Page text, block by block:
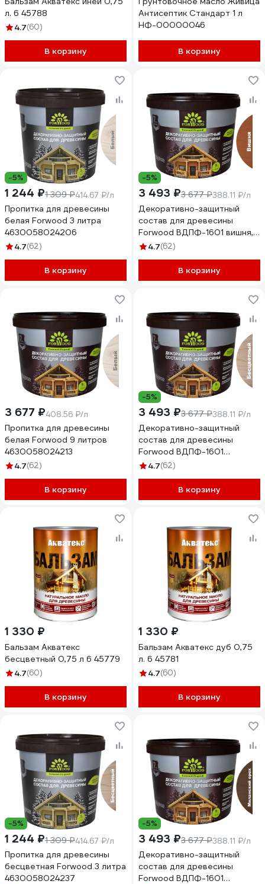
л. 6 45788
4.7(60)
В корзину
Антисептик Стандарт 1 л
НФ-00000046
В корзину
-5%
1 244 ₽1 309 ₽414.67 ₽/л
Пропитка для древесины
белая Forwood 3 литра
4630058024206
4.7(62)
В корзину
-5%
3 493 ₽3 677 ₽388.11 ₽/л
Декоративно-защитный
состав для древесины
Forwood ВДПФ-1601 вишня,
9 л 4630058024305
4.7(62)
В корзину
3 677 ₽408.56 ₽/л
Пропитка для древесины
белая Forwood 9 литров
4630058024213
4.7(62)
В корзину
-5%
3 493 ₽3 677 ₽388.11 ₽/л
Декоративно-защитный
состав для древесины
Forwood ВДПФ-1601
бесцветный, 9 л
4.7(62)
В корзину
1 330 ₽
Бальзам Акватекс
бесцветный 0,75 л 6 45779
4.7(60)
В корзину
1 330 ₽
Бальзам Акватекс дуб 0,75
л. 6 45781
4.7(60)
В корзину
-5%
1 244 ₽1 309 ₽414.67 ₽/л
Пропитка для древесины
бесцветная Forwood 3 литра
4630058024237
-5%
3 493 ₽3 677 ₽388.11 ₽/л
Декоративно-защитный
состав для древесины
Forwood ВДПФ-1601